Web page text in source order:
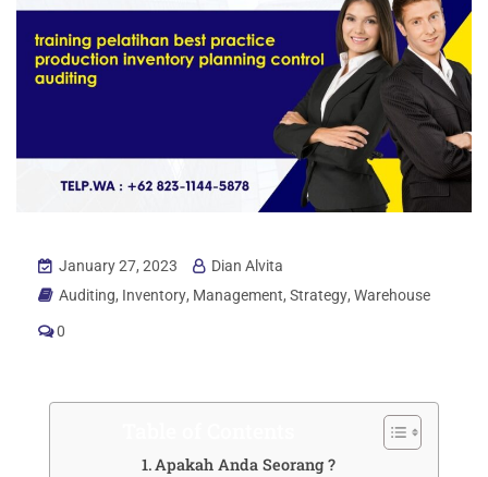
January 27, 2023
Dian Alvita
Auditing, Inventory, Management, Strategy, Warehouse
0
Apakah Anda Seorang ?